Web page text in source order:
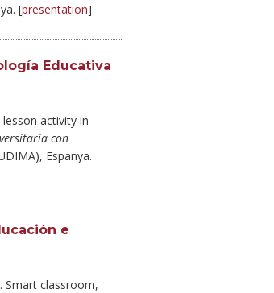
[presentation]
Educativa
lesson activity in
con
Espanya.
e
Smart classroom,